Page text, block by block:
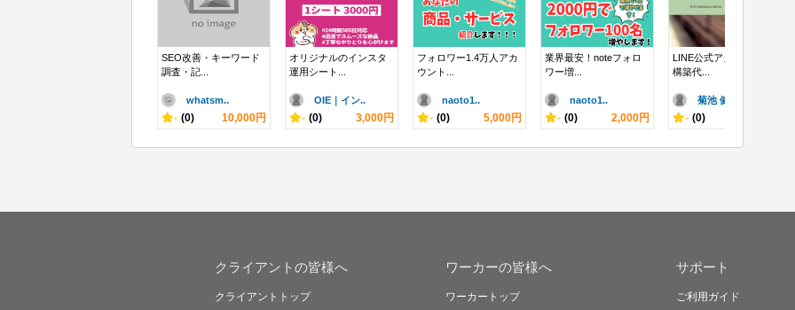
SEO改善・キーワード
調査・記...
whatsm..
- (0) 10,000円
オリジナルのインスタ
運用シート...
OIE｜イン..
- (0) 3,000円
フォロワー1.4万人アカ
ウント...
naoto1..
- (0) 5,000円
業界最安！noteフォロ
ワー増...
naoto1..
- (0) 2,000円
LINE公式アカウントの
構築代...
菊池 健司@..
- (0)
クライアントの皆様へ
クライアントトップ
ワーカーの皆様へ
ワーカートップ
サポート
ご利用ガイド